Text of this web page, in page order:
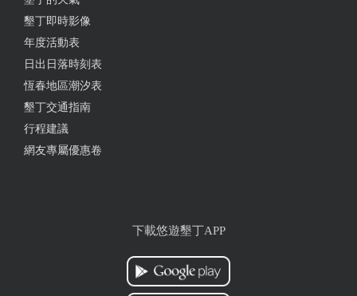
墾丁即時影像
年度活動表
日出日落時刻表
恆春地區潮汐表
墾丁交通指南
行程建議
網友專屬優惠卷
下載悠遊墾丁APP